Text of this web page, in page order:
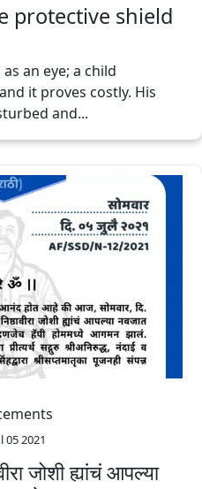
protective shield
an eye; a child
it proves costly. His
and...
05 2021
जोशी ह्यांचं आपल्या